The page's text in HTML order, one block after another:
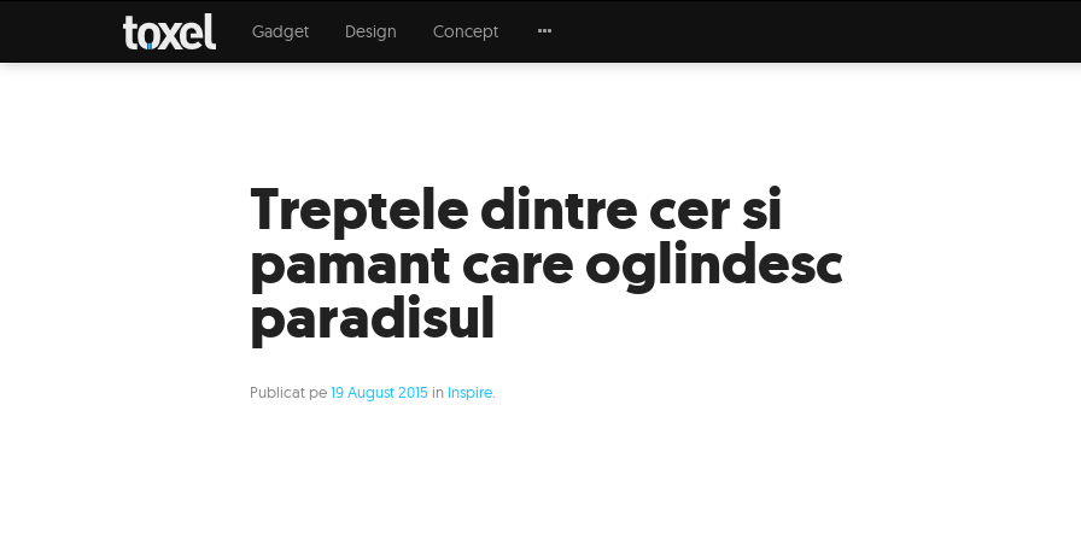
Gadget Design Concept
Treptele dintre cer si
pamant care oglindesc
paradisul
Publicat pe19 August 2015 in Inspire